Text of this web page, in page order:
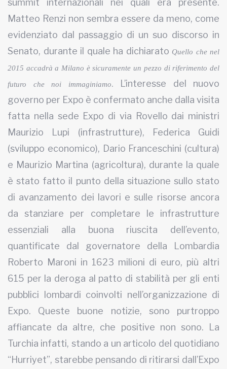
summit internazionali nei quali era presente.
Matteo Renzi non sembra essere da meno, come
evidenziato dal passaggio di un suo discorso in
Senato, durante il quale ha dichiarato Quello che nel
2015 accadrà a Milano è sicuramente un pezzo di riferimento del
futuro che noi immaginiamo.
L’interesse del nuovo
governo per Expo è confermato anche dalla visita
fatta nella sede Expo di via Rovello dai ministri
Maurizio Lupi (infrastrutture), Federica Guidi
(sviluppo economico), Dario Franceschini (cultura)
e Maurizio Martina (agricoltura), durante la quale
è stato fatto il punto della situazione sullo stato
di avanzamento dei lavori e sulle risorse ancora
da stanziare per completare le infrastrutture
essenziali alla buona riuscita dell’evento,
quantificate dal governatore della Lombardia
Roberto Maroni in 1623 milioni di euro, più altri
615 per la deroga al patto di stabilità per gli enti
pubblici lombardi coinvolti nell’organizzazione di
Expo. Queste buone notizie, sono purtroppo
affiancate da altre, che positive non sono. La
Turchia infatti, stando a un articolo del quotidiano
“Hurriyet”, starebbe pensando di ritirarsi dall’Expo